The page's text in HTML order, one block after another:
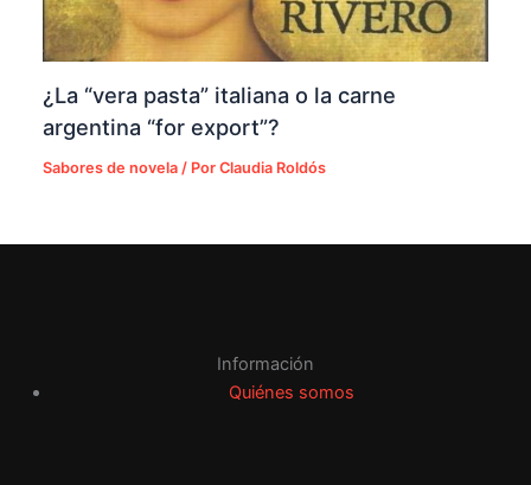
¿La “vera pasta” italiana o la carne
argentina “for export”?
Sabores de novela / PorClaudia Roldós
Información
Quiénes somos